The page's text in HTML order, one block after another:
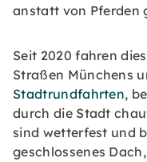
anstatt von Pferden
Seit 2020 fahren
Straßen Münchens
Stadtrundfahrten,
durch die Stadt
sind wetterfest und
geschlossenes